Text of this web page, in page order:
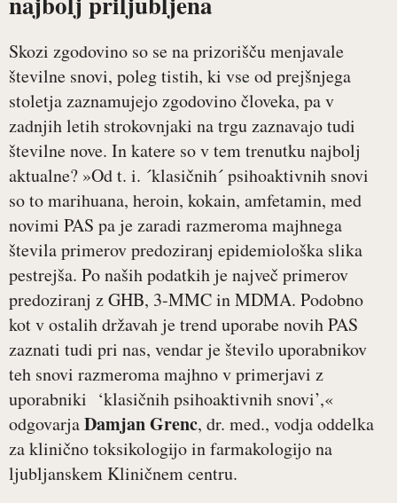
Skozi zgodovino so se na prizorišču menjavale
številne snovi, poleg tistih, ki vse od prejšnjega
stoletja zaznamujejo zgodovino človeka, pa v
zadnjih letih strokovnjaki na trgu zaznavajo tudi
številne nove. In katere so v tem trenutku najbolj
aktualne? »Od t. i. ´klasičnih´ psihoaktivnih snovi
so to marihuana, heroin, kokain, amfetamin, med
novimi PAS pa je zaradi razmeroma majhnega
števila primerov predoziranj epidemiološka slika
pestrejša. Po naših podatkih je največ primerov
predoziranj z GHB, 3-MMC in MDMA. Podobno
kot v ostalih državah je trend uporabe novih PAS
zaznati tudi pri nas, vendar je število uporabnikov
teh snovi razmeroma majhno v primerjavi z
uporabniki ‘klasičnih psihoaktivnih snovi’,«
odgovarjaDamjan Grenc, dr. med., vodja oddelka
za klinično toksikologijo in farmakologijo na
ljubljanskem Kliničnem centru.